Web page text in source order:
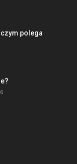
czym polega